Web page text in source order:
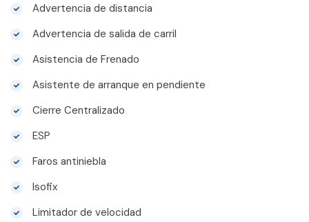
Advertencia de distancia
Advertencia de salida de carril
Asistencia de Frenado
Asistente de arranque en pendiente
Cierre Centralizado
ESP
Faros antiniebla
Isofix
Limitador de velocidad